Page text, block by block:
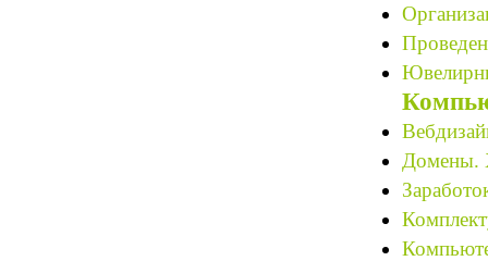
Домены.